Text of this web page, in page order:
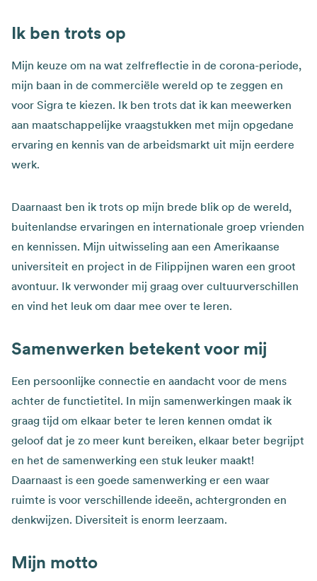
Ik ben trots op
Mijn keuze om na wat zelfreflectie in de corona-periode,
mijn baan in de commerciële wereld op te zeggen en
voor Sigra te kiezen. Ik ben trots dat ik kan meewerken
aan maatschappelijke vraagstukken met mijn opgedane
ervaring en kennis van de arbeidsmarkt uit mijn eerdere
werk.
Daarnaast ben ik trots op mijn brede blik op de wereld,
buitenlandse ervaringen en internationale groep vrienden
en kennissen. Mijn uitwisseling aan een Amerikaanse
universiteit en project in de Filippijnen waren een groot
avontuur. Ik verwonder mij graag over cultuurverschillen
en vind het leuk om daar mee over te leren.
Samenwerken betekent voor mij
Een persoonlijke connectie en aandacht voor de mens
achter de functietitel. In mijn samenwerkingen maak ik
graag tijd om elkaar beter te leren kennen omdat ik
geloof dat je zo meer kunt bereiken, elkaar beter begrijpt
en het de samenwerking een stuk leuker maakt!
Daarnaast is een goede samenwerking er een waar
ruimte is voor verschillende ideeën, achtergronden en
denkwijzen. Diversiteit is enorm leerzaam.
Mijn motto